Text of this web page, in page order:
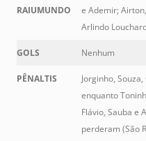
RAIUMUNDO
e Ademir;
Arlindo
GOLS Nenhum
PÊNALTIS
Jorginho,
enquanto
Flávio, Sauba e
perderam (São